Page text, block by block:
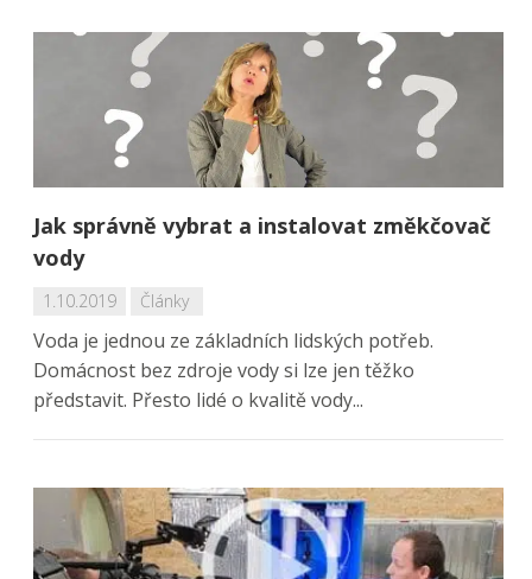
Jak správně vybrat a instalovat změkčovač
vody
1.10.2019 Články
Voda je jednou ze základních lidských potřeb.
Domácnost bez zdroje vody si lze jen těžko
představit. Přesto lidé o kvalitě vody...